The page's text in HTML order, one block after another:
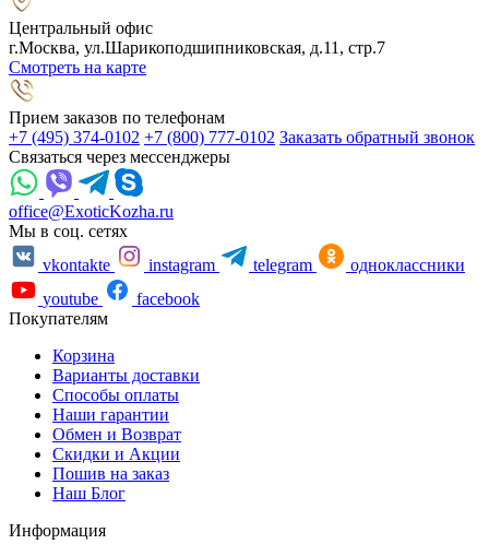
Центральный офис
г.Москва, ул.Шарикоподшипниковская, д.11, стр.7
Смотреть на карте
Прием заказов по телефонам
+7 (495) 374-0102 +7 (800) 777-0102 Заказать обратный звонок
Связаться через мессенджеры
office@ExoticKozha.ru
Мы в соц. сетях
vkontakte
instagram telegram
одноклассники
youtube
facebook
Покупателям
Корзина
Варианты доставки
Способы оплаты
Наши гарантии
Обмен и Возврат
Скидки и Акции
Пошив на заказ
Наш Блог
Информация